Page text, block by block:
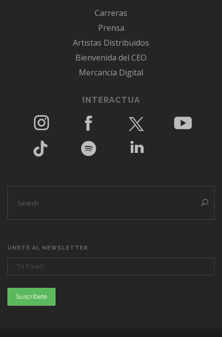
Carreras
Prensa
Artistas Distribuidos
Bienvenida del CEO
Mercancía Digital
INTERACTUA
UNETE AL NEWSLETTER